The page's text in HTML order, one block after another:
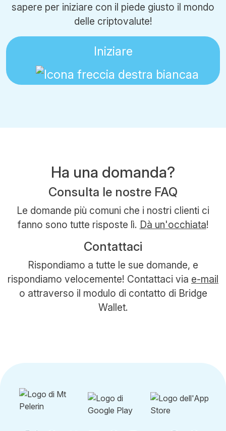
sapere per iniziare con il piede giusto il mondo
delle criptovalute!
Iniziare
Ha una domanda?
Consulta le nostre FAQ
Le domande più comuni che i nostri clienti ci
fanno sono tutte risposte lì. Dà un'occhiata!
Contattaci
Rispondiamo a tutte le sue domande, e
rispondiamo velocemente! Contattaci via e-mail
o attraverso il modulo di contatto di Bridge
Wallet.